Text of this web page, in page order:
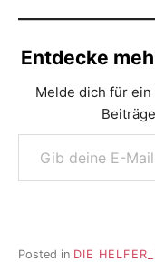
Entdecke
Melde dich für
Gib deine E-Mail-Adresse ein ...
Posted in DIE